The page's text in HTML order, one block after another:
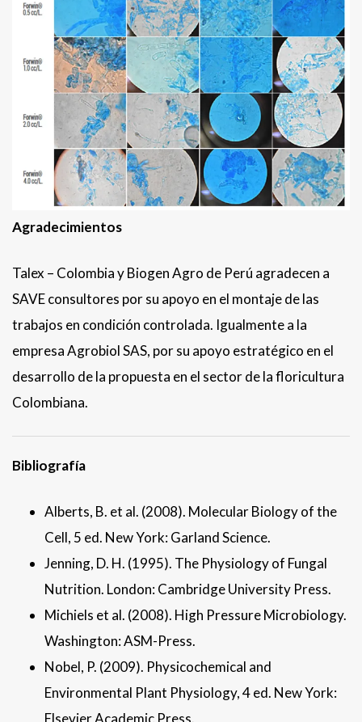
Agradecimientos
Talex – Colombia y Biogen Agro de Perú agradecen a
SAVE consultores por su apoyo en el montaje de las
trabajos en condición controlada. Igualmente a la
empresa Agrobiol SAS, por su apoyo estratégico en el
desarrollo de la propuesta en el sector de la floricultura
Colombiana.
Bibliografía
Alberts, B. et al. (2008). Molecular Biology of the
Cell, 5 ed. New York: Garland Science.
Jenning, D. H. (1995). The Physiology of Fungal
Nutrition. London: Cambridge University Press.
Michiels et al. (2008). High Pressure Microbiology.
Washington: ASM-Press.
Nobel, P. (2009). Physicochemical and
Environmental Plant Physiology, 4 ed. New York:
Elsevier Academic Press.